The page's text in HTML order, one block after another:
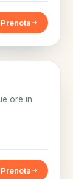
Prenota
ore in
Prenota